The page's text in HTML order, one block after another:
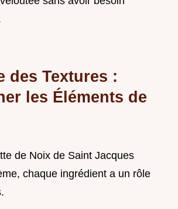
des Textures :
les Éléments de
de Noix de Saint Jacques
chaque ingrédient a un rôle